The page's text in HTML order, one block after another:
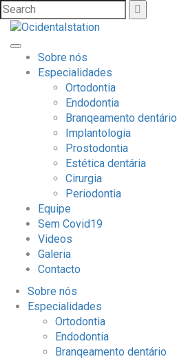
Sobre nós
Especialidades
Ortodontia
Endodontia
Branqeamento dentário
Implantologia
Prostodontia
Estética dentária
Cirurgia
Periodontia
Equipe
Sem Covid19
Videos
Galeria
Contacto
Sobre nós
Especialidades
Ortodontia
Endodontia
Branqeamento dentário